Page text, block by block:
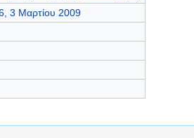
3 Μαρτίου 2009